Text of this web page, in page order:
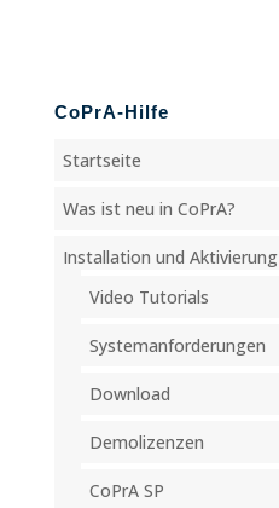
CoPrA-Hilfe
Startseite
Was ist neu in CoPrA?
Installation und Aktivierung
Video Tutorials
Systemanforderungen
Download
Demolizenzen
CoPrA SP